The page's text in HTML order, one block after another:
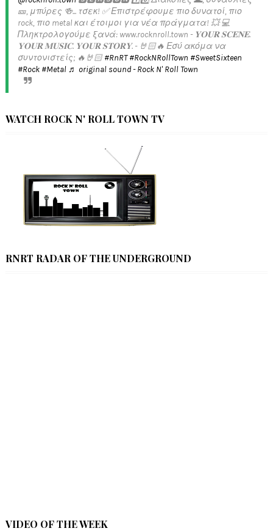
🎫, μπύρες 🍻... τσεκ! ✅️ Επιστρέφουμε πιο δυνατοί, πιο
rock, πιο metal και έτοιμοι για νέα πράγματα! 💥 💻
Πληκτρολογούμε ξανά: www.rocknroll.town - 𝐘𝐎𝐔𝐑 𝐒𝐂𝐄𝐍𝐄.
𝐘𝐎𝐔𝐑 𝐌𝐔𝐒𝐈𝐂. 𝐘𝐎𝐔𝐑 𝐒𝐓𝐎𝐑𝐘. - 🤘🏻🔥 Εσύ ακόμα να
συντονιστείς; 🔥🤘🏻#RnRT #RockNRollTown #SweetSixteen
#Rock #Metal ♬ original sound - Rock N' Roll Town
WATCH ROCK N' ROLL TOWN TV
RNRT RADAR OF THE UNDERGROUND
VIDEO OF THE WEEK